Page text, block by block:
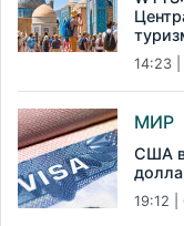
14:23
МИР
США
19:12 |